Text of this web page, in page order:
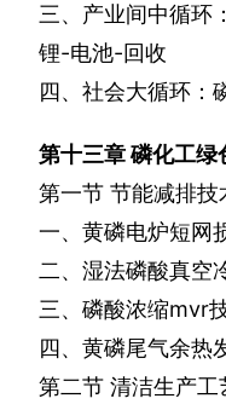
三、产业间中循环
锂-电池-回收
四、社会大循环：
第十三章磷化工绿
第一节 节能减排技
一、黄磷电炉短网
二、湿法磷酸真空
三、磷酸浓缩mvr
四、黄磷尾气余热
第二节 清洁生产工